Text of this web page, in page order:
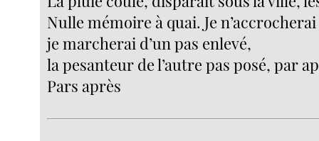
Nulle mémoire à quai. Je
je marcherai d’un pas enlevé,
la pesanteur de l’autre pas posé, par
Pars après